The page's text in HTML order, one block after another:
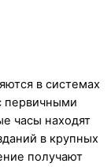
в системах
первичными
часы находят
в крупных
получают